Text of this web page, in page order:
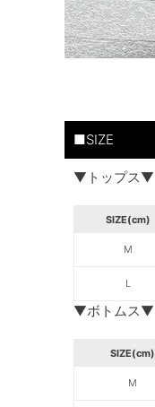
■SIZE
▼トップス▼
SIZE(cm)
M
L
▼ボトムス▼
SIZE(cm)
M